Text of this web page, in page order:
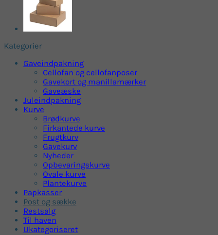
varesiden
Kategorier
Gaveindpakning
Cellofan og cellofanposer
Gavekort og manillamærker
Gaveæske
Juleindpakning
Kurve
Brødkurve
Firkantede kurve
Frugtkurv
Gavekurv
Nyheder
Opbevaringskurve
Ovale kurve
Plantekurve
Papkasser
Post og sække
Restsalg
Til haven
Ukategoriseret